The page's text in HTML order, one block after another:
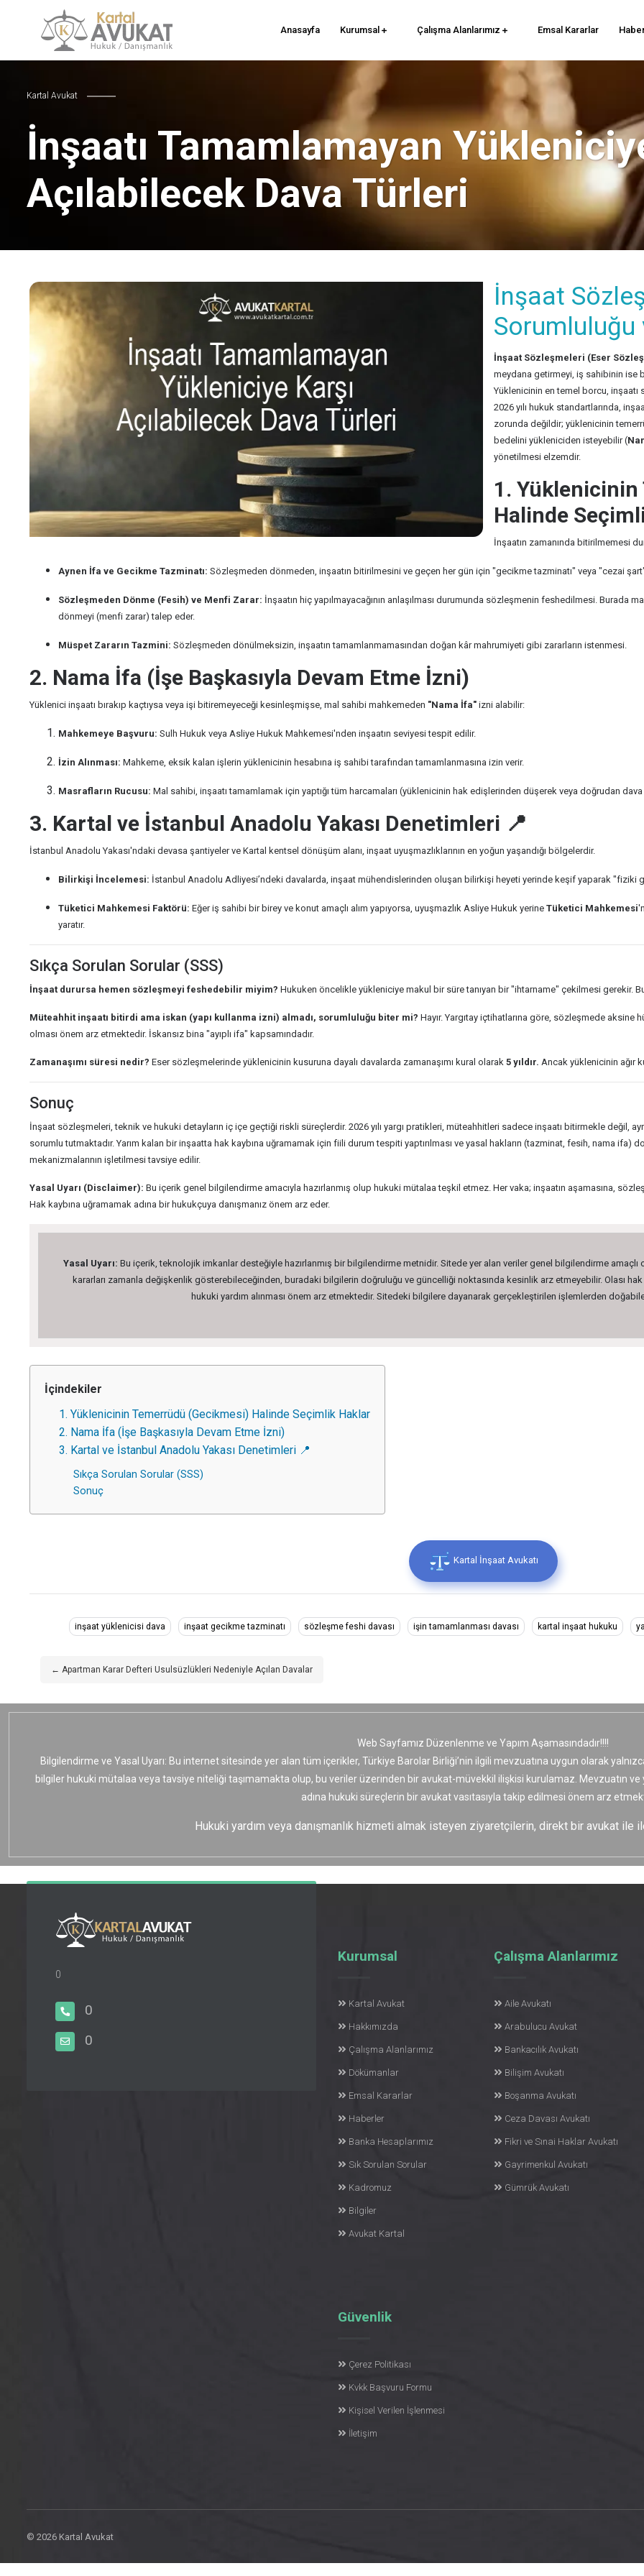
Anasayfa Kurumsal Çalışma Alanlarımız Emsal Kararlar
Kartal Avukat
İnşaatı Tamamlamayan
Açılabilecek Dava Türleri
İnşaat
Sorumluluğu
İnşaat Sözleşmeleri (Eser
meydana getirmeyi, iş sahibinin ise
Yüklenicinin en temel borcu, inşaatı
2026 yılı hukuk standartlarında,
zorunda değildir; yüklenicinin
bedelini yükleniciden isteyebilir (
yönetilmesi elzemdir.
1.
Halinde
İnşaatın zamanında bitirilmemesi
Aynen İfa ve Gecikme Tazminatı: Sözleşmeden dönmeden, inşaatın bitirilmesini ve geçen her gün için "gecikme tazminatı" veya "cezai
Sözleşmeden Dönme (Fesih) ve Menfi Zarar: İnşaatın hiç yapılmayacağının anlaşılması durumunda sözleşmenin feshedilmesi. Burada
dönmeyi (menfi zarar) talep eder.
Müspet Zararın Tazmini: Sözleşmeden dönülmeksizin, inşaatın tamamlanmamasından doğan kâr mahrumiyeti gibi zararların istenmesi.
2. Nama İfa (İşe Başkasıyla Devam Etme İzni)
Yüklenici inşaatı bırakıp kaçtıysa veya işi bitiremeyeceği kesinleşmişse, mal sahibi mahkemeden "Nama İfa" izni alabilir:
Mahkemeye Başvuru: Sulh Hukuk veya Asliye Hukuk Mahkemesi'nden inşaatın seviyesi tespit edilir.
İzin Alınması: Mahkeme, eksik kalan işlerin yüklenicinin hesabına iş sahibi tarafından tamamlanmasına izin verir.
Masrafların Rucusu: Mal sahibi, inşaatı tamamlamak için yaptığı tüm harcamaları (yüklenicinin hak edişlerinden düşerek veya doğrudan
3. Kartal ve İstanbul Anadolu Yakası Denetimleri 📍
İstanbul Anadolu Yakası'ndaki devasa şantiyeler ve Kartal kentsel dönüşüm alanı, inşaat uyuşmazlıklarının en yoğun yaşandığı bölgelerdir.
Bilirkişi İncelemesi: İstanbul Anadolu Adliyesi’ndeki davalarda, inşaat mühendislerinden oluşan bilirkişi heyeti yerinde keşif yaparak "fiziki
Tüketici Mahkemesi Faktörü: Eğer iş sahibi bir birey ve konut amaçlı alım yapıyorsa, uyuşmazlık Asliye Hukuk yerine Tüketici Mahkemesi
yaratır.
Sıkça Sorulan Sorular (SSS)
İnşaat durursa hemen sözleşmeyi feshedebilir miyim? Hukuken öncelikle yükleniciye makul bir süre tanıyan bir "ihtarname" çekilmesi gerekir.
Müteahhit inşaatı bitirdi ama iskan (yapı kullanma izni) almadı, sorumluluğu biter mi? Hayır. Yargıtay içtihatlarına göre, sözleşmede aksine
olması önem arz etmektedir. İskansız bina "ayıplı ifa" kapsamındadır.
Zamanaşımı süresi nedir? Eser sözleşmelerinde yüklenicinin kusuruna dayalı davalarda zamanaşımı kural olarak 5 yıldır. Ancak yüklenicinin ağır
Sonuç
İnşaat sözleşmeleri, teknik ve hukuki detayların iç içe geçtiği riskli süreçlerdir. 2026 yılı yargı pratikleri, müteahhitleri sadece inşaatı bitirmekle değil,
sorumlu tutmaktadır. Yarım kalan bir inşaatta hak kaybına uğramamak için fiili durum tespiti yaptırılması ve yasal hakların (tazminat, fesih, nama ifa)
mekanizmalarının işletilmesi tavsiye edilir.
Yasal Uyarı (Disclaimer): Bu içerik genel bilgilendirme amacıyla hazırlanmış olup hukuki mütalaa teşkil etmez. Her vaka; inşaatın aşamasına,
Hak kaybına uğramamak adına bir hukukçuya danışmanız önem arz eder.
Yasal Uyarı: Bu içerik, teknolojik imkanlar desteğiyle hazırlanmış bir bilgilendirme metnidir. Sitede yer alan veriler genel bilgilendirme
kararları zamanla değişkenlik gösterebileceğinden, buradaki bilgilerin doğruluğu ve güncelliği noktasında kesinlik arz etmeyebilir. Olası
hukuki yardım alınması önem arz etmektedir. Sitedeki bilgilere dayanarak gerçekleştirilen işlemlerden
İçindekiler
1. Yüklenicinin Temerrüdü (Gecikmesi) Halinde Seçimlik Haklar
2. Nama İfa (İşe Başkasıyla Devam Etme İzni)
3. Kartal ve İstanbul Anadolu Yakası Denetimleri 📍
Sıkça Sorulan Sorular (SSS)
Sonuç
Kartal İnşaat Avukatı
inşaat yüklenicisi dava inşaat gecikme tazminatı sözleşme feshi davası işin tamamlanması davası kartal inşaat hukuku
← Apartman Karar Defteri Usulsüzlükleri Nedeniyle Açılan Davalar
Web Sayfamız Düzenlenme ve Yapım Aşamasındadır!!!!
Bilgilendirme ve Yasal Uyarı: Bu internet sitesinde yer alan tüm içerikler, Türkiye Barolar Birliği’nin ilgili mevzuatına uygun olarak
bilgiler hukuki mütalaa veya tavsiye niteliği taşımamakta olup, bu veriler üzerinden bir avukat-müvekkil ilişkisi kurulamaz. Mevzuatın ve
adına hukuki süreçlerin bir avukat vasıtasıyla takip edilmesi önem arz
Hukuki yardım veya danışmanlık hizmeti almak isteyen ziyaretçilerin, direkt bir avukat ile
0
0
0
Kurumsal
Kartal Avukat
Hakkımızda
Çalışma Alanlarımız
Dökümanlar
Emsal Kararlar
Haberler
Banka Hesaplarımız
Sık Sorulan Sorular
Kadromuz
Bilgiler
Avukat Kartal
Güvenlik
Çerez Politikası
Kvkk Başvuru Formu
Kişisel Verilen İşlenmesi
İletişim
Çalışma Alanlarımız
Aile Avukatı
Arabulucu Avukat
Bankacılık Avukatı
Bilişim Avukatı
Boşanma Avukatı
Ceza Davası Avukatı
Fikri ve Sınai Haklar Avukatı
Gayrimenkul Avukatı
Gümrük Avukatı
© 2026 Kartal Avukat